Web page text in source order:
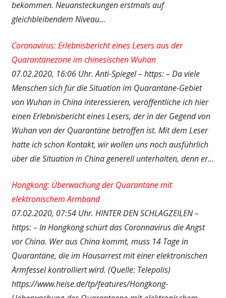
bekommen. Neuansteckungen erstmals auf
gleichbleibendem Niveau…
Coronavirus: Erlebnisbericht eines Lesers aus der
Quarantänezone im chinesischen Wuhan
07.02.2020, 16:06 Uhr. Anti-Spiegel – https: – Da viele
Menschen sich für die Situation im Quarantäne-Gebiet
von Wuhan in China interessieren, veröffentliche ich hier
einen Erlebnisbericht eines Lesers, der in der Gegend von
Wuhan von der Quarantäne betroffen ist. Mit dem Leser
hatte ich schon Kontakt, wir wollen uns noch ausführlich
über die Situation in China generell unterhalten, denn er…
Hongkong: Überwachung der Quarantäne mit
elektronischem Armband
07.02.2020, 07:54 Uhr. HINTER DEN SCHLAGZEILEN –
https: – In Hongkong schürt das Coronnavirus die Angst
vor China. Wer aus China kommt, muss 14 Tage in
Quarantäne, die im Hausarrest mit einer elektronischen
Armfessel kontrolliert wird. (Quelle: Telepolis)
https://www.heise.de/tp/features/Hongkong-